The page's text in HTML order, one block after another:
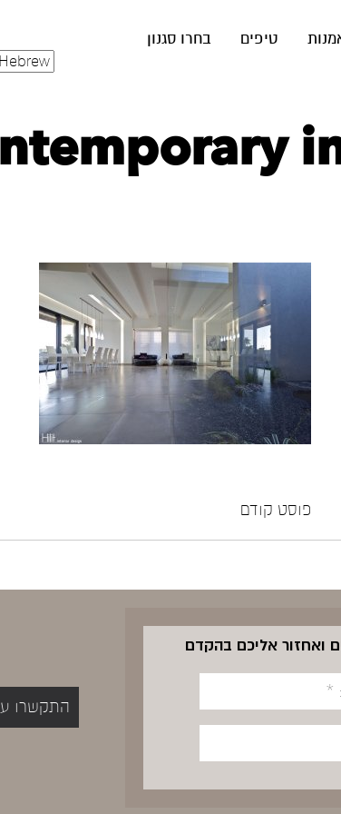
טיפים
בחרו סגנון
פוסט קודם
ואחזור אליכם בהקדם
התקשרו עכשיו